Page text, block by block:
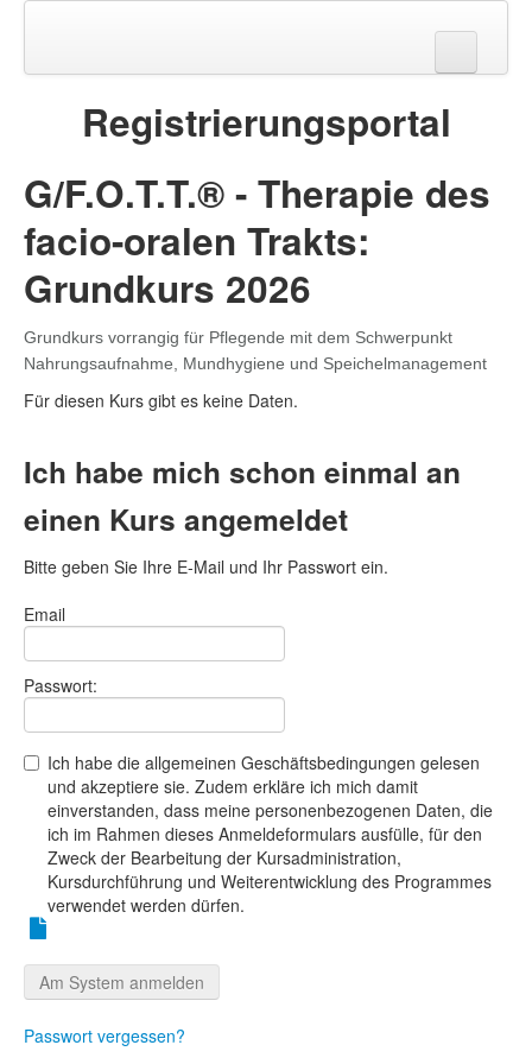
Registrierungsportal
G/F.O.T.T.® - Therapie des
facio-oralen Trakts:
Grundkurs 2026
Grundkurs vorrangig für Pflegende mit dem Schwerpunkt
Nahrungsaufnahme, Mundhygiene und Speichelmanagement
Für diesen Kurs gibt es keine Daten.
Ich habe mich schon einmal an
einen Kurs angemeldet
Bitte geben Sie Ihre E-Mail und Ihr Passwort ein.
Email
Passwort:
Ich habe die allgemeinen Geschäftsbedingungen gelesen
und akzeptiere sie. Zudem erkläre ich mich damit
einverstanden, dass meine personenbezogenen Daten, die
ich im Rahmen dieses Anmeldeformulars ausfülle, für den
Zweck der Bearbeitung der Kursadministration,
Kursdurchführung und Weiterentwicklung des Programmes
verwendet werden dürfen.
Passwort vergessen?